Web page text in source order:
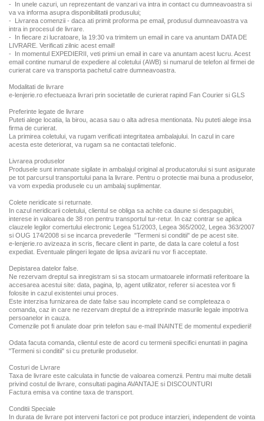
- In unele cazuri, un reprezentant de vanzari va intra in contact cu dumneavoastra si
va va informa asupra disponibilitatii produsului;
- Livrarea comenzii - daca ati primit proforma pe email, produsul dumneavoastra va
intra in procesul de livrare.
- In fiecare zi lucratoare, la 19:30 va trimitem un email in care va anuntam DATA DE
LIVRARE. Verificati zilnic acest email!
- In momentul EXPEDIERII, veti primi un email in care va anuntam acest lucru. Acest
email contine numarul de expediere al coletului (AWB) si numarul de telefon al firmei de
curierat care va transporta pachetul catre dumneavoastra.
Modalitati de livrare
e-lenjerie.ro efectueaza livrari prin societatile de curierat rapind Fan Courier si GLS
Preferinte legate de livrare
Puteti alege locatia, la birou, acasa sau o alta adresa mentionata. Nu puteti alege insa
firma de curierat.
La primirea coletului, va rugam verificati integritatea ambalajului. In cazul in care
acesta este deteriorat, va rugam sa ne contactati telefonic.
Livrarea produselor
Produsele sunt inmanate sigilate in ambalajul original al producatorului si sunt asigurate
pe tot parcursul transportului pana la livrare. Pentru o protectie mai buna a produselor,
va vom expedia produsele cu un ambalaj suplimentar.
Colete neridicate si returnate.
In cazul neridicarii coletului, clientul se obliga sa achite ca daune si despagubiri,
interese in valoarea de 38 ron pentru transportul tur-retur. In caz contrar se aplica
clauzele legilor comertului electronic Legea 51/2003, Legea 365/2002, Legea 363/2007
si OUG 174/2008 si se incarca prevederile "Termeni si conditii" de pe acest site.
e-lenjerie.ro avizeaza in scris, fiecare client in parte, de data la care coletul a fost
expediat. Eventuale plingeri legate de lipsa avizarii nu vor fi acceptate.
Depistarea datelor false.
Ne rezervam dreptul sa inregistram si sa stocam urmatoarele informatii referitoare la
accesarea acestui site: data, pagina, Ip, agent utilizator, referer si acestea vor fi
folosite in cazul existentei unui proces.
Este interzisa furnizarea de date false sau incomplete cand se completeaza o
comanda, caz in care ne rezervam dreptul de a intreprinde masurile legale impotriva
persoanelor in cauza.
Comenzile pot fi anulate doar prin telefon sau e-mail INAINTE de momentul expedierii!
Odata facuta comanda, clientul este de acord cu termenii specifici enuntati in pagina
"Termeni si conditii" si cu preturile produselor.
Costuri de Livrare
Taxa de livrare este calculata in functie de valoarea comenzii. Pentru mai multe detalii
privind costul de livrare, consultati pagina AVANTAJE si DISCOUNTURI
Factura emisa va contine taxa de transport.
Conditii Speciale
In durata de livrare pot interveni factori ce pot produce intarzieri, independent de vointa